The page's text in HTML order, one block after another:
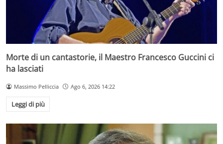
Morte di un cantastorie, il Maestro Francesco Guccini ci
ha lasciati
Massimo Pelliccia Ago 6, 2026 14:22
Leggi di più